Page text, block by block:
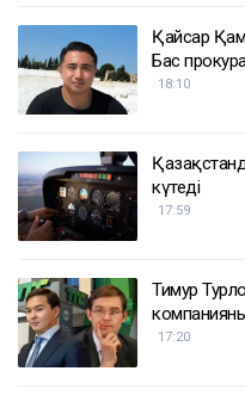
Қайсар
Бас
18:10
күтеді
17:59
Тимур
17:20